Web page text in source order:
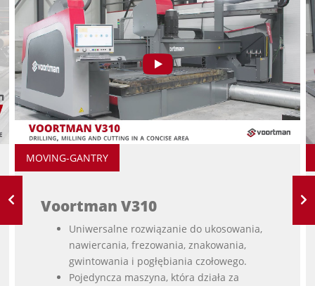
MOVING-GANTRY
Voortman V310
Uniwersalne rozwiązanie do ukosowania,
nawiercania, frezowania, znakowania,
gwintowania i pogłębiania czołowego.
Pojedyncza maszyna, która działa za